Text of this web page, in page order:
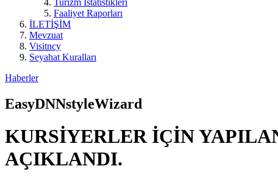
Turizm İstatistikleri
Faaliyet Raporları
İLETİŞİM
Mevzuat
Visitncy
Seyahat Kuralları
Haberler
EasyDNNstyleWizard
KURSİYERLER İÇİN
AÇIKLANDI.